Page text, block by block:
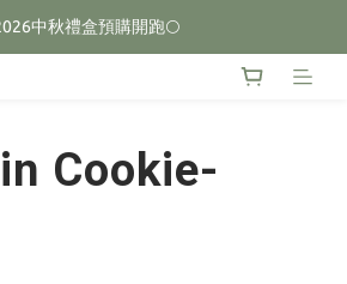
中秋禮盒預購開跑🌕
中秋禮盒預購開跑🌕
Cookie-